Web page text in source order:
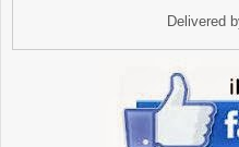
Delivered